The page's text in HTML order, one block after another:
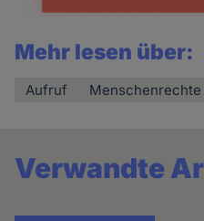
Mehr lesen über:
Aufruf Menschenrechte
Verwandte